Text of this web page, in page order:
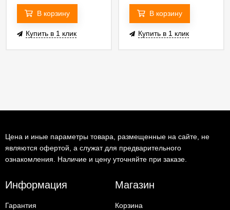
В корзину
Купить в 1 клик
В корзину
Купить в 1 клик
Цена и иные параметры товара, размещенные на сайте, не
являются офертой, а служат для предварительного
ознакомления. Наличие и цену уточняйте при заказе.
Информация
Гарантия
Магазин
Корзина